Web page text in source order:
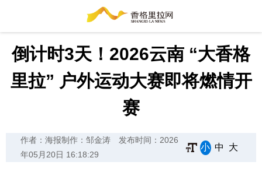
倒计时3天！2026云南 “大香格
里拉” 户外运动大赛即将燃情开
赛
作者：海报制作：邹金涛
发布时间：2026
年05月20日 16:18:29
小 中 大